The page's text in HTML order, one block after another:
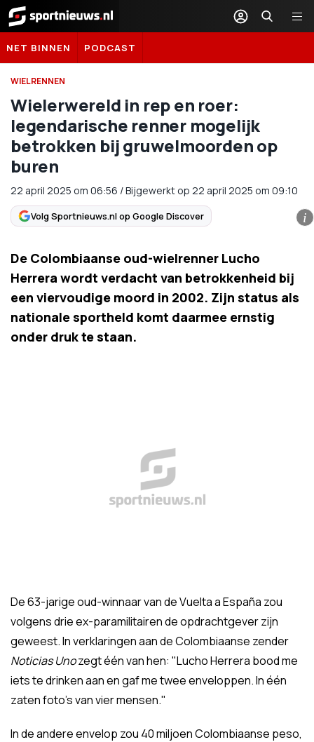
Sportnieuws.nl
NET BINNEN PODCAST
WIELRENNEN
Wielerwereld in rep en roer:
legendarische renner mogelijk
betrokken bij gruwelmoorden op
buren
22 april 2025 om 06:56 /Bijgewerkt op 22 april 2025 om 09:10
Volg Sportnieuws.nl op Google Discover i
De Colombiaanse oud-wielrenner Lucho
Herrera wordt verdacht van betrokkenheid bij
een viervoudige moord in 2002. Zijn status als
nationale sportheld komt daarmee ernstig
onder druk te staan.
De 63-jarige oud-winnaar van de Vuelta a España zou
volgens drie ex-paramilitairen de opdrachtgever zijn
geweest. In verklaringen aan de Colombiaanse zender
Noticias Unozegt één van hen: "Lucho Herrera bood me
iets te drinken aan en gaf me twee enveloppen. In één
zaten foto's van vier mensen."
In de andere envelop zou 40 miljoen Colombiaanse peso,